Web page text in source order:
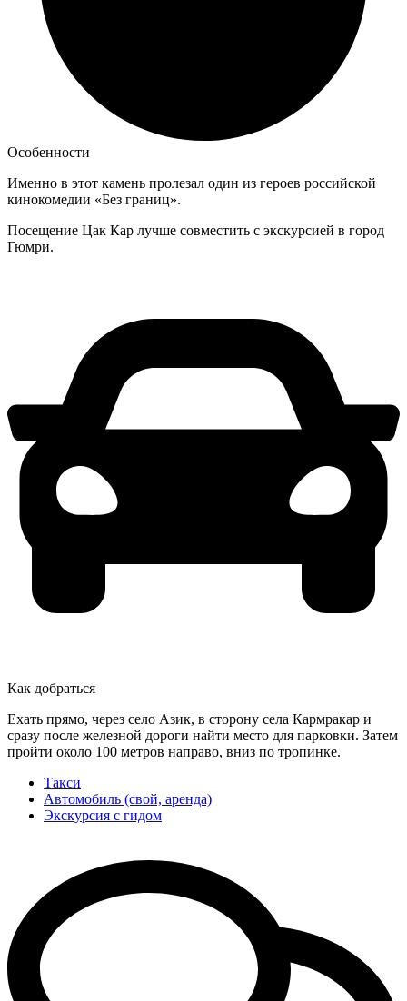
Особенности
Именно в этот камень пролезал один из героев российской
кинокомедии «Без границ».
Посещение Цак Кар лучше совместить с экскурсией в город
Гюмри.
Как добраться
Ехать прямо, через село Азик, в сторону села Кармракар и
сразу после железной дороги найти место для парковки. Затем
пройти около 100 метров направо, вниз по тропинке.
Такси
Автомобиль (свой, аренда)
Экскурсия с гидом